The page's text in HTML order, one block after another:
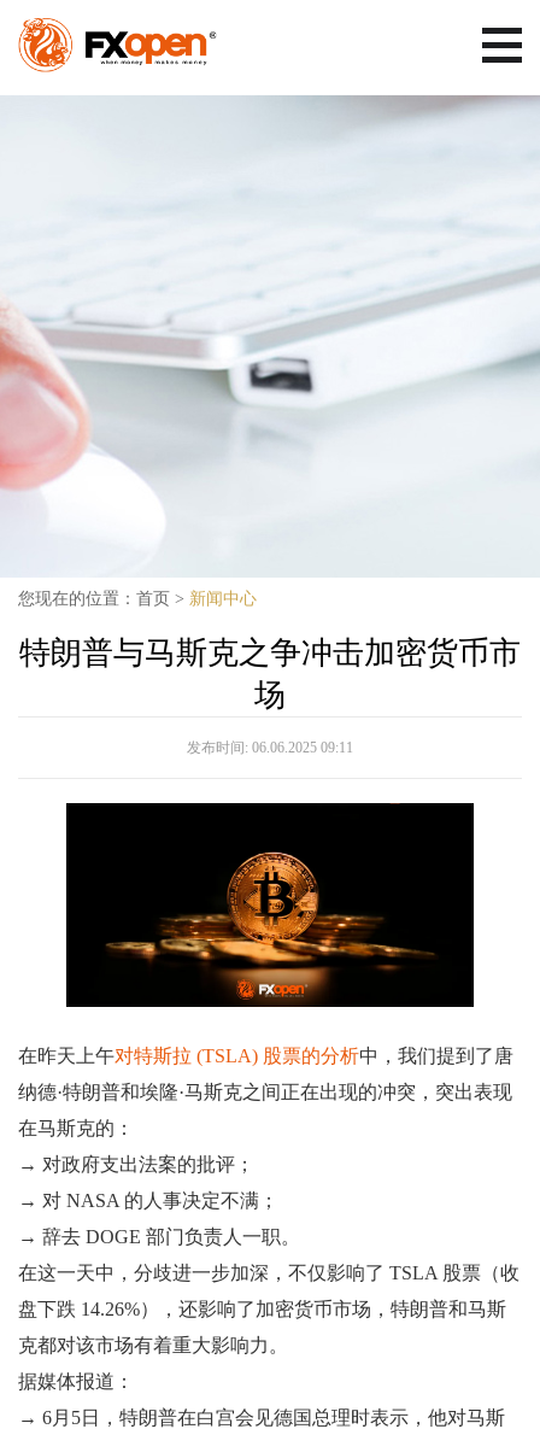
您现在的位置： 首页 > 新闻中心
特朗普与马斯克之争冲击加密货币市
场
发布时间: 06.06.2025 09:11
在昨天上午对特斯拉 (TSLA) 股票的分析中，我们提到了唐
纳德·特朗普和埃隆·马斯克之间正在出现的冲突，突出表现
在马斯克的：
→ 对政府支出法案的批评；
→ 对 NASA 的人事决定不满；
→ 辞去 DOGE 部门负责人一职。
在这一天中，分歧进一步加深，不仅影响了 TSLA 股票（收
盘下跌 14.26%），还影响了加密货币市场，特朗普和马斯
克都对该市场有着重大影响力。
据媒体报道：
→ 6月5日，特朗普在白宫会见德国总理时表示，他对马斯